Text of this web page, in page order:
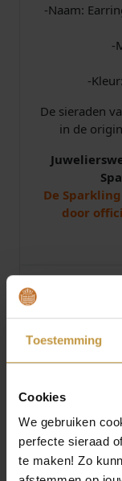
Toestemming
Cookies
We gebruiken
perfecte sieraad
te maken! Zo
a
i
v
r
E
S
4
6
t
l
-Naam:
-
-
De sieraden
in de
De
door
Over
MEER